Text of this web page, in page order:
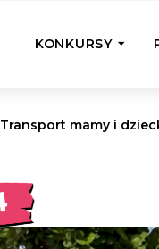
KONKURSY
Wyjedź z
Wyjedź do
Transport mamy i